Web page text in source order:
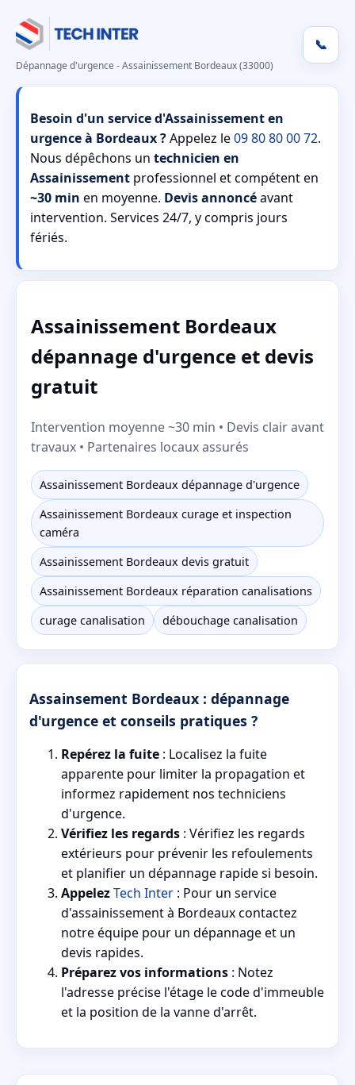
Dépannage d'urgence - Assainissement Bordeaux (33000)
📞
Besoin d'un service d'Assainissement en
urgence à Bordeaux ?Appelez le09 80 80 00 72.
Nous dépêchons un technicien en
Assainissement professionnel et compétent en
~30 min en moyenne. Devis annoncéavant
intervention. Services 24/7, y compris jours
fériés.
Assainissement Bordeaux
dépannage d'urgence et devis
gratuit
Intervention moyenne ~30 min • Devis clair avant
travaux • Partenaires locaux assurés
Assainissement Bordeaux dépannage d'urgence
Assainissement Bordeaux curage et inspection
caméra
Assainissement Bordeaux devis gratuit
Assainissement Bordeaux réparation canalisations
curage canalisation
débouchage canalisation
Assainsement Bordeaux : dépannage
d'urgence et conseils pratiques ?
Repérez la fuite : Localisez la fuite
apparente pour limiter la propagation et
informez rapidement nos techniciens
d'urgence.
Vérifiez les regards : Vérifiez les regards
extérieurs pour prévenir les refoulements
et planifier un dépannage rapide si besoin.
AppelezTech Inter : Pour un service
d'assainissement à Bordeaux contactez
notre équipe pour un dépannage et un
devis rapides.
Préparez vos informations : Notez
l'adresse précise l'étage le code d'immeuble
et la position de la vanne d'arrêt.